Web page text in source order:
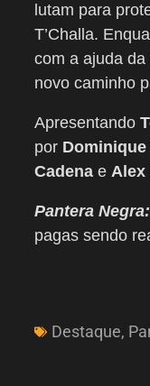
lutam para
T’Challa.
com a ajuda
novo caminho
Apresentando
por
Cadena e Alex
Pantera
pagas sendo
Destaque,